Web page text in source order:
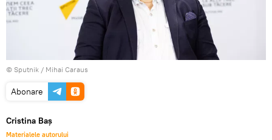
© Sputnik / Mihai Caraus
Abonare
Cristina Baș
Materialele autorului